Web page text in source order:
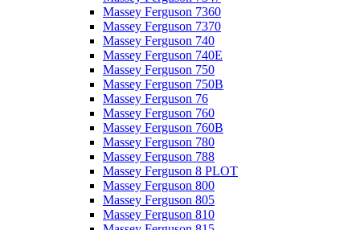
Massey Ferguson 7360
Massey Ferguson 7370
Massey Ferguson 740
Massey Ferguson 740E
Massey Ferguson 750
Massey Ferguson 750B
Massey Ferguson 76
Massey Ferguson 760
Massey Ferguson 760B
Massey Ferguson 780
Massey Ferguson 788
Massey Ferguson 8 PLOT
Massey Ferguson 800
Massey Ferguson 805
Massey Ferguson 810